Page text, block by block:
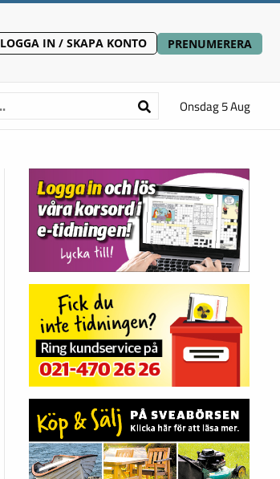
LOGGA IN / SKAPA KONTO PRENUMERERA
Onsdag 5 Aug